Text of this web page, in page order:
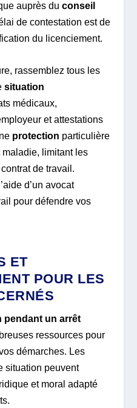
auprès duconseil
de contestation est de
du licenciement.
rassemblez tous les
situation
médicaux,
et attestations
protection particulière
maladie, limitant les
de travail.
d’un avocat
pour défendre vos
ET
POUR LES
pendant un arrêt
ressources pour
démarches. Les
situation peuvent
et moral adapté